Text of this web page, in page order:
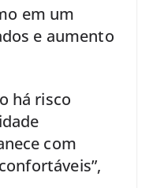
em um
e aumento
há risco
com